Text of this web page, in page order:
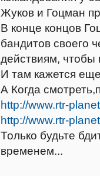
Жуков и Гоцман
В конце концов
бандитов своего
действиям, чтобы
И там кажется
А Когда
http://www.rtr-
http://www.rtr-
Только будьте
временем...